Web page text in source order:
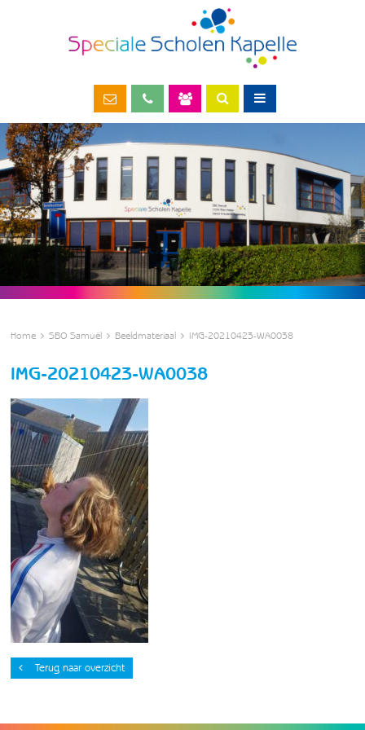
Home SBO Samuël Beeldmateriaal IMG-20210423-WA0038
IMG-20210423-WA0038
Terug naar overzicht